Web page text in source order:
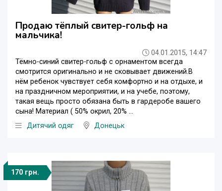
Продаю тёплый свитер-гольф на
мальчика!
04.01.2015, 14:47
Тёмно-синий свитер-гольф с орнаментом всегда
смотрится оригинально и не сковывает движений.В
нём ребенок чувствует себя комфортно и на отдыхе, и
на праздничном мероприятии, и на учебе, поэтому,
такая вещь просто обязана быть в гардеробе вашего
сына! Материал ( 50% окрил, 20% ...
Дитячий одяг
Донецьк
170 грн.